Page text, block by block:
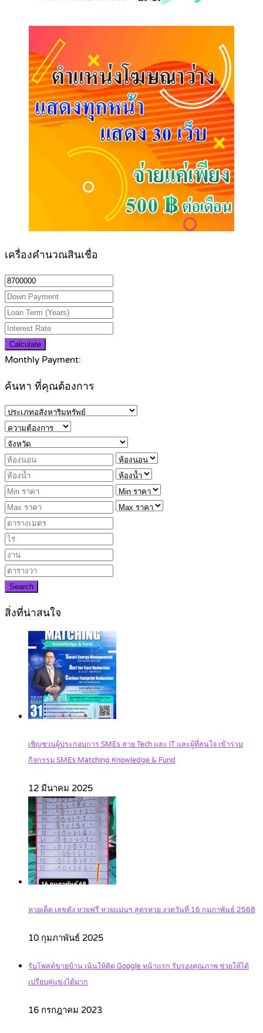
เครื่องคำนวณสินเชื่อ
Calculate
Monthly Payment:
ค้นหา ที่คุณต้องการ
Search
สิ่งที่น่าสนใจ
เชิญชวนผู้ประกอบการ SMEs สาย Tech และ IT และผู้ที่สนใจ เข้าร่วม
กิจกรรม SMEs Matching Knowledge & Fund
12 มีนาคม 2025
หวยเด็ด เลขดัง หวยฟรี หวยแม่นๆ สูตรหวย งวดวันที่ 16 กุมภาพันธ์ 2568
10 กุมภาพันธ์ 2025
รับโพสต์ขายบ้าน เน้นให้ติด Google หน้าแรก รับรองคุณภาพ ช่วยให้ได้
เปรียบคู่แข่งได้มาก
16 กรกฎาคม 2023